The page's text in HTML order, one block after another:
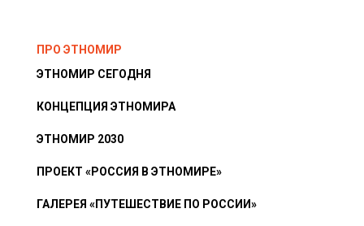
ПРО ЭТНОМИР
ЭТНОМИР СЕГОДНЯ
КОНЦЕПЦИЯ ЭТНОМИРА
ЭТНОМИР 2030
ПРОЕКТ «РОССИЯ В ЭТНОМИРЕ»
ГАЛЕРЕЯ «ПУТЕШЕСТВИЕ ПО РОССИИ»